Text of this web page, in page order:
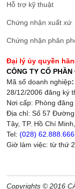
Hỗ trợ kỹ thuật
Chứng nhận xuất xứ
Chứng nhận phân
Đại lý ủy quyền
CÔNG TY CỔ
Mã số doanh nghiệp
28/12/2006 đăng ký
Nơi cấp: Phòng
Địa chỉ: Số 57
Tây, TP. Hồ Chí
Tel:(028) 62.888.666
Giờ làm việc: từ thứ
Copyrights © 2016